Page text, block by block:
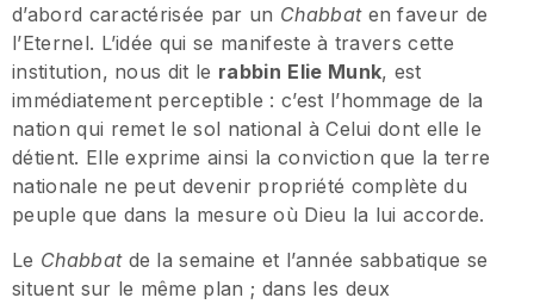
d’abord caractérisée par un Chabbaten faveur de
l’Eternel. L’idée qui se manifeste à travers cette
institution, nous dit le rabbin Elie Munk, est
immédiatement perceptible : c’est l’hommage de la
nation qui remet le sol national à Celui dont elle le
détient. Elle exprime ainsi la conviction que la terre
nationale ne peut devenir propriété complète du
peuple que dans la mesure où Dieu la lui accorde.
Le Chabbatde la semaine et l’année sabbatique se
situent sur le même plan ; dans les deux